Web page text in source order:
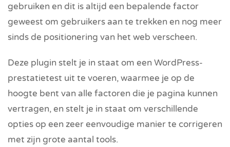
gebruiken en dit is altijd een bepalende factor
geweest om gebruikers aan te trekken en nog meer
sinds de positionering van het web verscheen.
Deze plugin stelt je in staat om een WordPress-
prestatietest uit te voeren, waarmee je op de
hoogte bent van alle factoren die je pagina kunnen
vertragen, en stelt je in staat om verschillende
opties op een zeer eenvoudige manier te corrigeren
met zijn grote aantal tools.